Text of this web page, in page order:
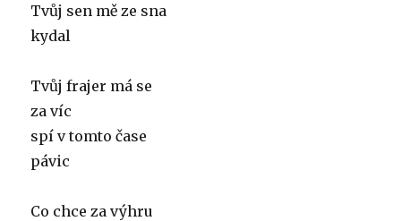
Tvůj sen mě ze sna
kydal
Tvůj frajer má se
za víc
spí v tomto čase
pávic
Co chce za výhru